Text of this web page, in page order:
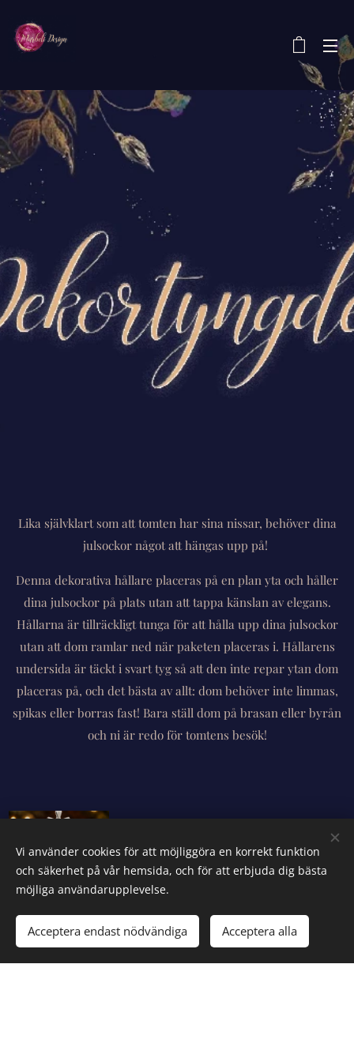
Lika självklart som att tomten har sina nissar, behöver dina
julsockor något att hängas upp på!
Denna dekorativa hållare placeras på en plan yta och håller
dina julsockor på plats utan att tappa känslan av elegans.
Hållarna är tillräckligt tunga för att hålla upp dina julsockor
utan att dom ramlar ned när paketen placeras i. Hållarens
undersida är täckt i svart tyg så att den inte repar ytan dom
placeras på, och det bästa av allt: dom behöver inte limmas,
spikas eller borras fast! Bara ställ dom på brasan eller byrån
och ni är redo för tomtens besök!
Iceberg.
Vi använder cookies för att möjliggöra en korrekt funktion
och säkerhet på vår hemsida, och för att erbjuda dig bästa
möjliga användarupplevelse.
Acceptera endast nödvändiga Acceptera alla